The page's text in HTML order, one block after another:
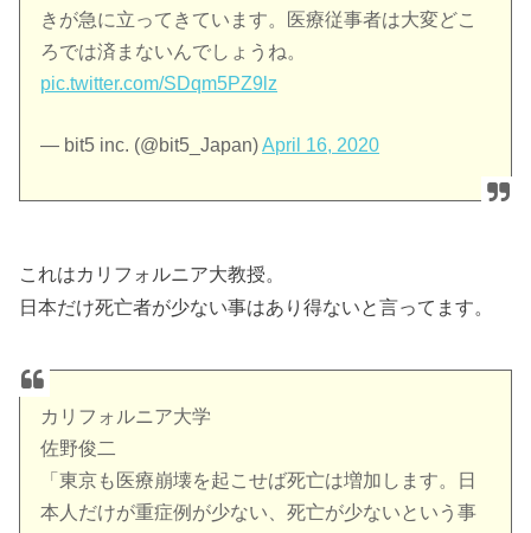
きが急に立ってきています。医療従事者は大変どこ
ろでは済まないんでしょうね。
pic.twitter.com/SDqm5PZ9lz
— bit5 inc. (@bit5_Japan)April 16, 2020
これはカリフォルニア大教授。
日本だけ死亡者が少ない事はあり得ないと言ってます。
カリフォルニア大学
佐野俊二
「東京も医療崩壊を起こせば死亡は増加します。日
本人だけが重症例が少ない、死亡が少ないという事